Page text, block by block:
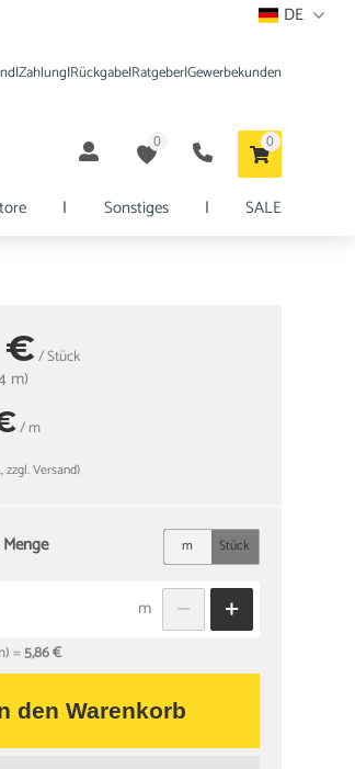
DE
|Zahlung|Rückgabe|Ratgeber|Gewerbekunden
0 0
| Sonstiges | SALE
€/ Stück
m)
/ m
zzgl. Versand)
m Stück
m
=5,86 €
den Warenkorb